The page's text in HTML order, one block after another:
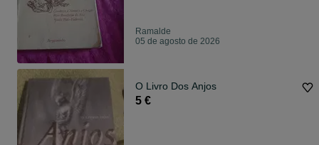
Ramalde
05 de agosto de 2026
O Livro Dos Anjos
5 €